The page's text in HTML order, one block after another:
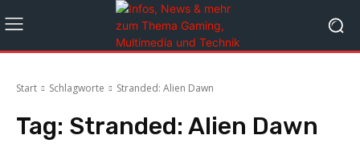
Start Schlagworte Stranded: Alien Dawn
Tag: Stranded: Alien Dawn